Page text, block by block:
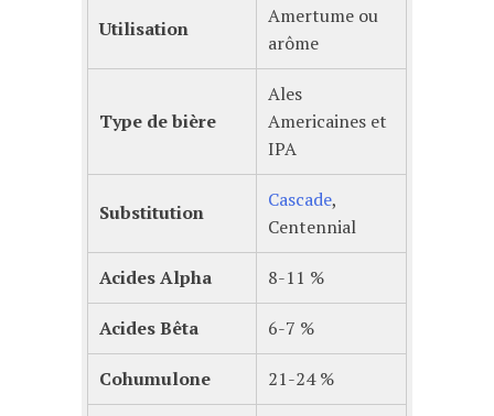
Utilisation
Amertume ou
arôme
Type de bière
Ales
Americaines et
IPA
Substitution
Cascade,
Centennial
Acides Alpha 8-11 %
Acides Bêta 6-7 %
Cohumulone 21-24 %